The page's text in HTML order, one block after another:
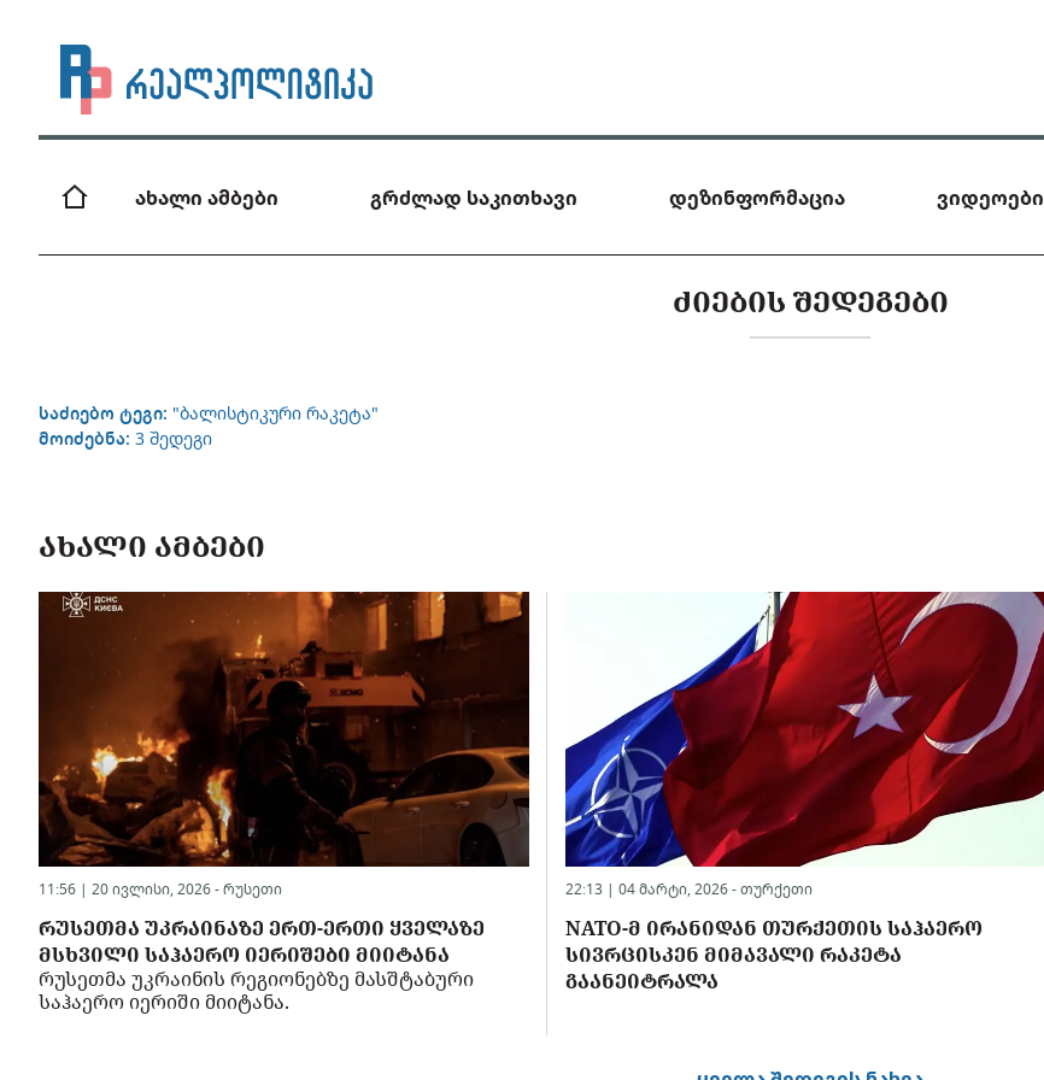
ახალი ამბები გრძლად საკითხავი დეზინფორმაცია ვიდეოები
ᲫᲘᲔᲑᲘᲡ ᲨᲔᲓᲔᲒᲔᲑᲘ
საძიებო ტეგი: "ბალისტიკური რაკეტა"
მოიძებნა: 3 შედეგი
ᲐᲮᲐᲚᲘ ᲐᲛᲑᲔᲑᲘ
11:56 | 20 ივლისი, 2026 - რუსეთი
ᲠᲣᲡᲔᲗᲛᲐ ᲣᲙᲠᲐᲘᲜᲐᲖᲔ ᲔᲠᲗ-ᲔᲠᲗᲘ ᲧᲕᲔᲚᲐᲖᲔ
ᲛᲡᲮᲕᲘᲚᲘ ᲡᲐᲰᲐᲔᲠᲝ ᲘᲔᲠᲘᲨᲔᲑᲘ ᲛᲘᲘᲢᲐᲜᲐ
რუსეთმა უკრაინის რეგიონებზე მასშტაბური
საჰაერო იერიში მიიტანა.
22:13 | 04 მარტი, 2026 - თურქეთი
NATO-Მ ᲘᲠᲐᲜᲘᲓᲐᲜ ᲗᲣᲠᲥᲔᲗᲘᲡ ᲡᲐᲰᲐᲔᲠᲝ
ᲡᲘᲕᲠᲪᲘᲡᲙᲔᲜ ᲛᲘᲛᲐᲕᲐᲚᲘ ᲠᲐᲙᲔᲢᲐ
ᲒᲐᲐᲜᲔᲘᲢᲠᲐᲚᲐ